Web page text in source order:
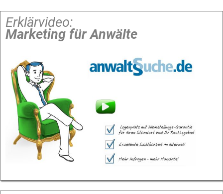
Erklärvideo:
Marketing für Anwälte